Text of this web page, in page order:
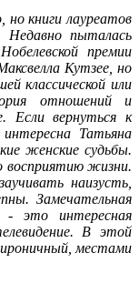
но книги лауреатов
Недавно пыталась
премии
Кутзее, но
классической или
отношений и
Если вернуться к
Татьяна
женские судьбы.
восприятию жизни.
наизусть,
Замечательная
- это интересная
В этой
местами